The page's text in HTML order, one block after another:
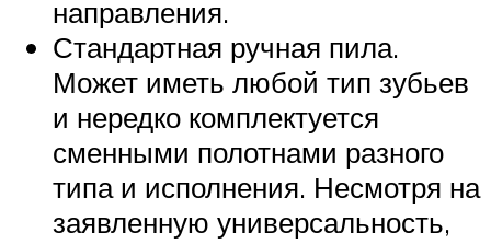
направления.
Стандартная ручная пила.
Может иметь любой тип зубьев
и нередко комплектуется
сменными полотнами разного
типа и исполнения. Несмотря на
заявленную универсальность,